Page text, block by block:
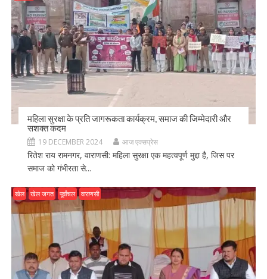
महिला सुरक्षा के प्रति जागरूकता कार्यक्रम, समाज की जिम्मेदारी और
सशक्त कदम
19 DECEMBER 2024 आज एक्सप्रेस
रितेश राय रामनगर, वाराणसी: महिला सुरक्षा एक महत्वपूर्ण मुद्दा है, जिस पर
समाज को गंभीरता से...
खेल खेल जगत पूर्वांचल वाराणसी